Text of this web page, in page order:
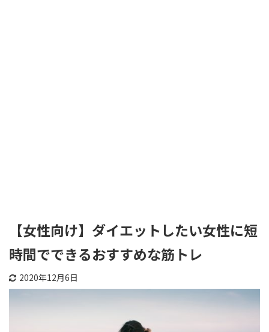
【女性向け】ダイエットしたい女性に短
時間でできるおすすめな筋トレ
2020年12月6日